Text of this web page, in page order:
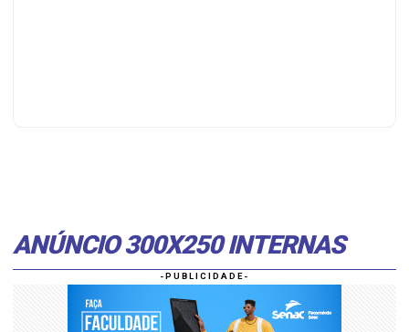
ANÚNCIO 300X250 INTERNAS